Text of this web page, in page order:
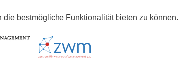
bestmögliche Funktionalität bieten zu können.